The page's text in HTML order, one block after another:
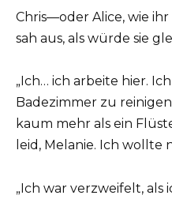
Chris—oder Alice, wie
sah aus, als würde sie
„Ich… ich arbeite hier.
Badezimmer zu
kaum mehr als ein
leid, Melanie. Ich wollte
„Ich war verzweifelt, als